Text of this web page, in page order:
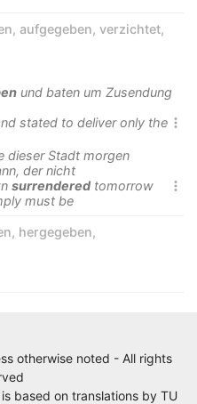
, aufgegeben, verzichtet,
und baten um Zusendung

stated to deliver only the
dieser Stadt morgen
der nicht

surrendered tomorrow
must be
, hergegeben,
otherwise noted - All rights
based on translations by TU